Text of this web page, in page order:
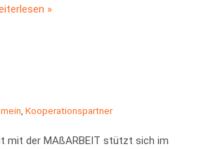
»
Kooperationspartner
mit der MAßARBEIT stützt sich im